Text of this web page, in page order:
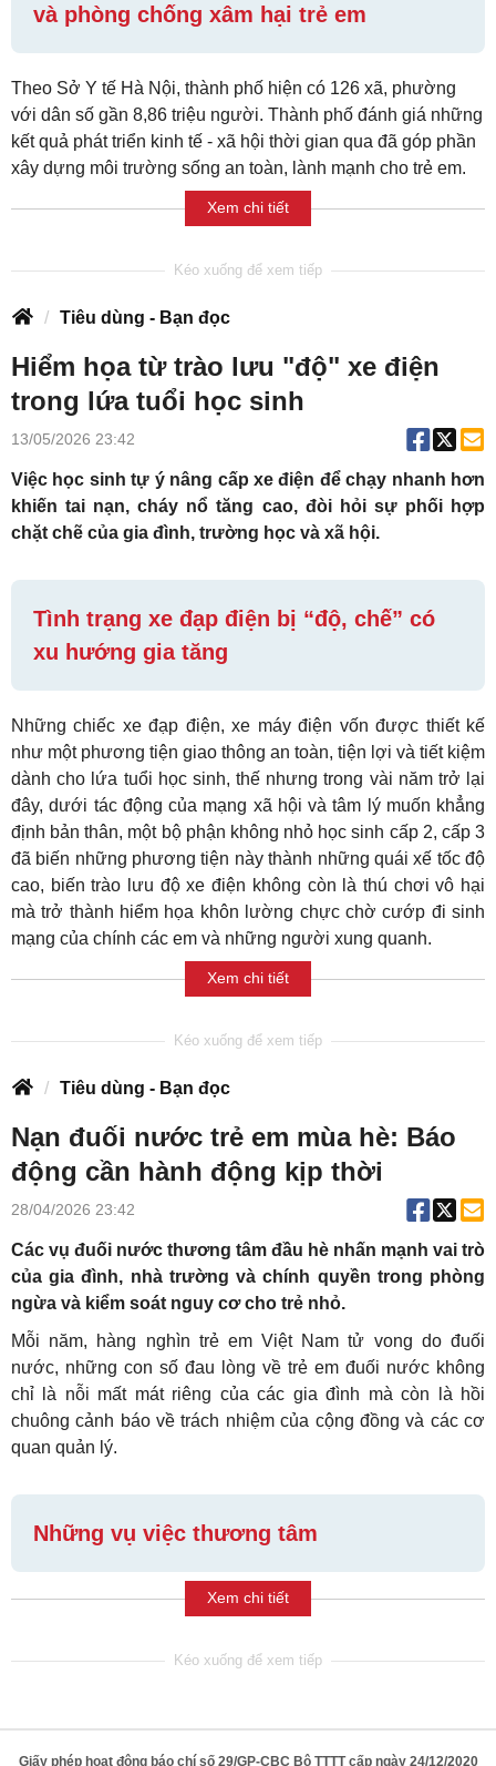
và phòng chống xâm hại trẻ em
Theo Sở Y tế Hà Nội, thành phố hiện có 126 xã, phường
với dân số gần 8,86 triệu người. Thành phố đánh giá những
kết quả phát triển kinh tế - xã hội thời gian qua đã góp phần
xây dựng môi trường sống an toàn, lành mạnh cho trẻ em.
Xem chi tiết
Tiêu dùng - Bạn đọc
Hiểm họa từ trào lưu "độ" xe điện
trong lứa tuổi học sinh
13/05/2026 23:42
Việc học sinh tự ý nâng cấp xe điện để chạy nhanh hơn
khiến tai nạn, cháy nổ tăng cao, đòi hỏi sự phối hợp
chặt chẽ của gia đình, trường học và xã hội.
Tình trạng xe đạp điện bị “độ, chế” có
xu hướng gia tăng
Những chiếc xe đạp điện, xe máy điện vốn được thiết kế
như một phương tiện giao thông an toàn, tiện lợi và tiết kiệm
dành cho lứa tuổi học sinh, thế nhưng trong vài năm trở lại
đây, dưới tác động của mạng xã hội và tâm lý muốn khẳng
định bản thân, một bộ phận không nhỏ học sinh cấp 2, cấp 3
đã biến những phương tiện này thành những quái xế tốc độ
cao, biến trào lưu độ xe điện không còn là thú chơi vô hại
mà trở thành hiểm họa khôn lường chực chờ cướp đi sinh
mạng của chính các em và những người xung quanh.
Xem chi tiết
Tiêu dùng - Bạn đọc
Nạn đuối nước trẻ em mùa hè: Báo
động cần hành động kịp thời
28/04/2026 23:42
Các vụ đuối nước thương tâm đầu hè nhấn mạnh vai trò
của gia đình, nhà trường và chính quyền trong phòng
ngừa và kiểm soát nguy cơ cho trẻ nhỏ.
Mỗi năm, hàng nghìn trẻ em Việt Nam tử vong do đuối
nước, những con số đau lòng về trẻ em đuối nước không
chỉ là nỗi mất mát riêng của các gia đình mà còn là hồi
chuông cảnh báo về trách nhiệm của cộng đồng và các cơ
quan quản lý.
Những vụ việc thương tâm
Xem chi tiết
Giấy phép hoạt động báo chí số 29/GP-CBC Bộ TTTT cấp ngày 24/12/2020